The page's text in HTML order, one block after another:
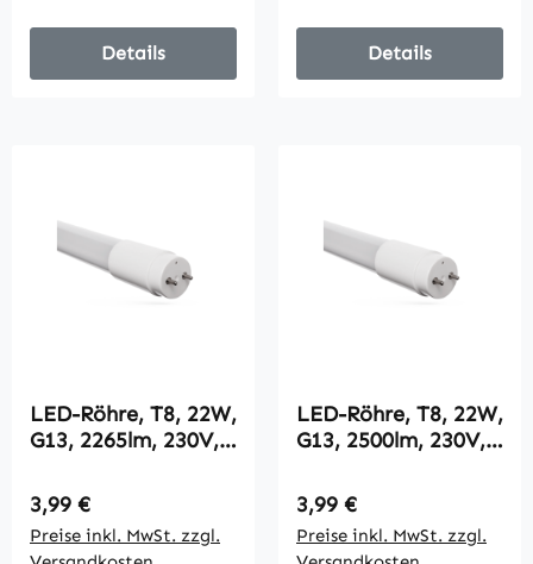
Details Details
LED-Röhre, T8, 22W,
G13, 2265lm, 230V,
Plastik,
28mmx1500mm
Regulärer Preis:
3,99 €
Preise inkl. MwSt. zzgl.
LED-Röhre, T8, 22W,
G13, 2500lm, 230V,
Plastik,
28mmx1500mm
Regulärer Preis:
3,99 €
Preise inkl. MwSt. zzgl.